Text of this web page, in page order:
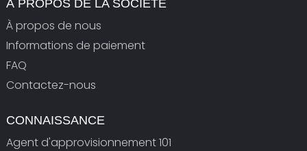
À PROPOS DE LA SOCIÉTÉ
À propos de nous
Informations de paiement
FAQ
Contactez-nous
CONNAISSANCE
Agent d'approvisionnement 101